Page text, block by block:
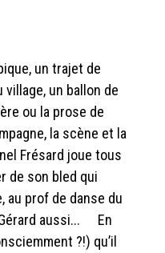
un trajet de
un ballon de
ou la prose de
la scène et la
Frésard joue tous
de son bled qui
au prof de danse du
aussi... En
?!) qu’il